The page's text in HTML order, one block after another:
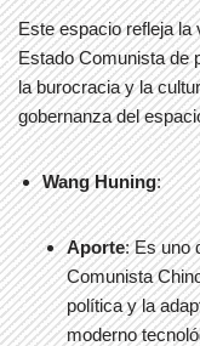
Este espacio refleja la
Estado Comunista de
la burocracia y la
gobernanza del
Wang Huning:
Aporte: Es uno
Comunista
política y la
moderno